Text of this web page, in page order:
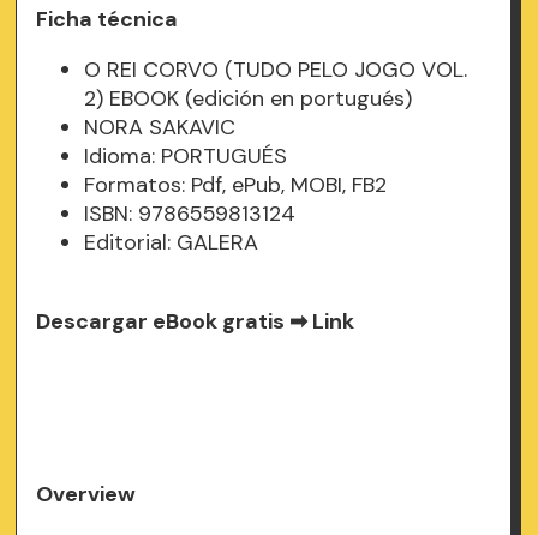
Ficha técnica
O REI CORVO (TUDO PELO JOGO VOL.
2) EBOOK (edición en portugués)
NORA SAKAVIC
Idioma: PORTUGUÉS
Formatos: Pdf, ePub, MOBI, FB2
ISBN: 9786559813124
Editorial: GALERA
Descargar eBook gratis ➡Link
Overview